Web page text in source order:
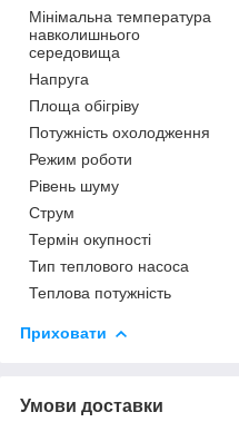
Мінімальна температура
навколишнього
середовища
Напруга
Площа обігріву
Потужність охолодження
Режим роботи
Рівень шуму
Струм
Термін окупності
Тип теплового насоса
Теплова потужність
Приховати
Умови доставки